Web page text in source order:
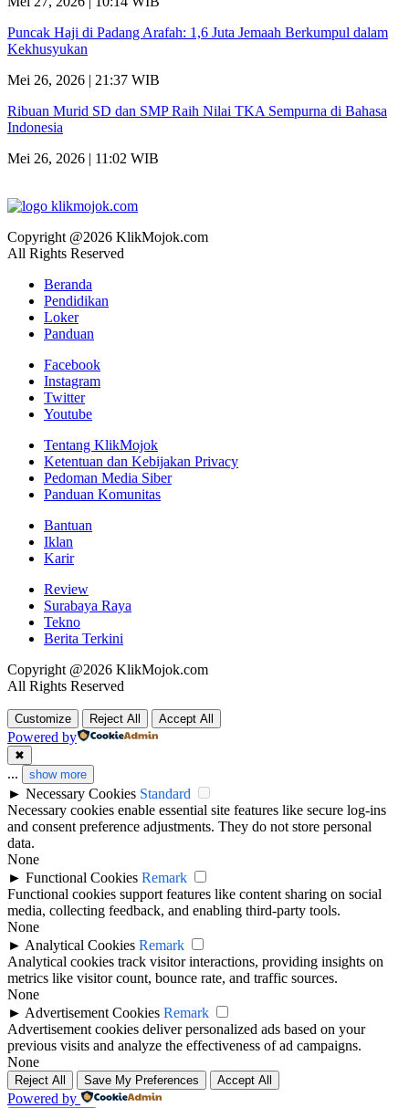
Puncak Haji di Padang Arafah: 1,6 Juta Jemaah Berkumpul dalam
Kekhusyukan
Mei 26, 2026 | 21:37 WIB
Ribuan Murid SD dan SMP Raih Nilai TKA Sempurna di Bahasa
Indonesia
Mei 26, 2026 | 11:02 WIB
Copyright @2026 KlikMojok.com
All Rights Reserved
Beranda
Pendidikan
Loker
Panduan
Facebook
Instagram
Twitter
Youtube
Tentang KlikMojok
Ketentuan dan Kebijakan Privacy
Pedoman Media Siber
Panduan Komunitas
Bantuan
Iklan
Karir
Review
Surabaya Raya
Tekno
Berita Terkini
Copyright @2026 KlikMojok.com
All Rights Reserved
Customize Reject All Accept All
Powered by
✖
... show more
► Necessary Cookies Standard
Necessary cookies enable essential site features like secure log-ins
and consent preference adjustments. They do not store personal
data.
None
► Functional Cookies Remark
Functional cookies support features like content sharing on social
media, collecting feedback, and enabling third-party tools.
None
► Analytical Cookies Remark
Analytical cookies track visitor interactions, providing insights on
metrics like visitor count, bounce rate, and traffic sources.
None
► Advertisement Cookies Remark
Advertisement cookies deliver personalized ads based on your
previous visits and analyze the effectiveness of ad campaigns.
None
Reject All Save My Preferences Accept All
Powered by